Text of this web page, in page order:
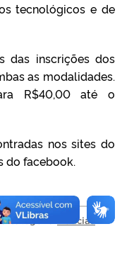
tecnológicos e de
das inscrições dos
as modalidades.
R$40,00 até o
nos sites do
do facebook.
categoria Notícias